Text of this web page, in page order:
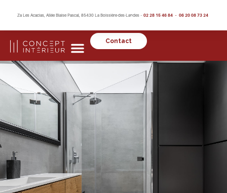
Za Les Acacias, Allée Blaise Pascal, 85430 La Boissière-des-Landes – 02 28 15 46 84 – 06 20 08 73 24
Contact